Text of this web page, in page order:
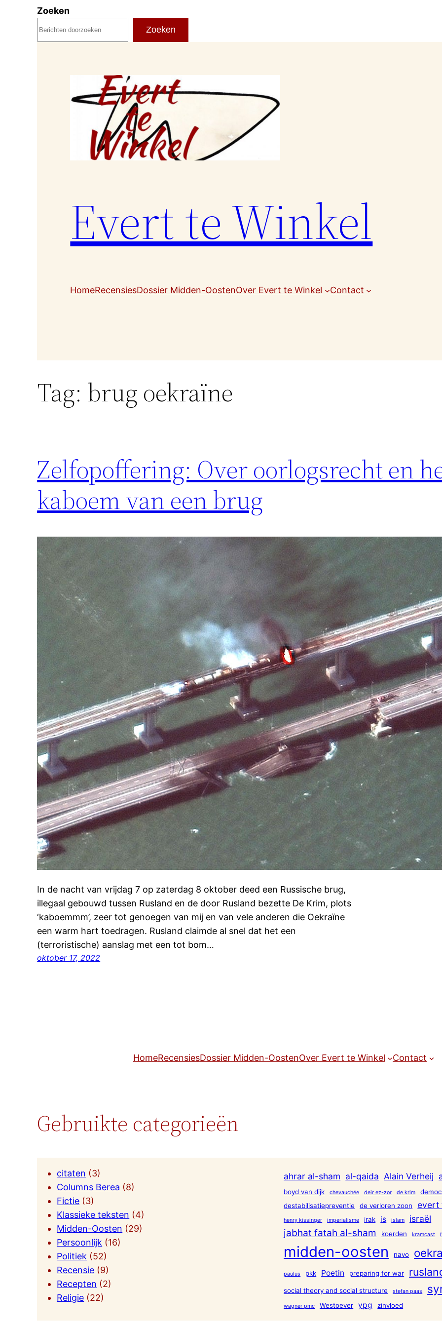
Zoeken
Zoeken
Evert te Winkel
HomeRecensiesDossier Midden-OostenOver Evert te Winkel Contact
Tag: brug oekraïne
Zelfopoffering: Over oorlogsrecht en
kaboem van een brug
In de nacht van vrijdag 7 op zaterdag 8 oktober deed een Russische brug,
illegaal gebouwd tussen Rusland en de door Rusland bezette De Krim, plots
‘kaboemmm’, zeer tot genoegen van mij en van vele anderen die Oekraïne
een warm hart toedragen. Rusland claimde al snel dat het een
(terroristische) aanslag met een tot bom…
oktober 17, 2022
HomeRecensiesDossier Midden-OostenOver Evert te Winkel Contact
Gebruikte categorieën
citaten (3)
Columns Berea (8)
Fictie (3)
Klassieke teksten (4)
Midden-Oosten (29)
Persoonlijk (16)
Politiek (52)
Recensie (9)
Recepten (2)
Religie (22)
ahrar al-sham al-qaida Alain Verheij
boyd van dijk chevauchée deir ez-zor de krim
destabilisatiepreventie
de verloren zoon evert
henry kissinger imperialisme irak is islam israël
jabhat fatah al-sham koerden kramcast
midden-oosten navo
paulus pkk Poetin preparing for war
social theory and social structure stefan paas
wagner pmc Westoever ypg zinvloed